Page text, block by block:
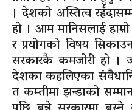
। देशको अस्तित्व
हो । आम मानिसलाई हाम्रो
र प्रयोगको विषय
सरकारकै कमजोरी हो ।
देशका कहलिएका
त कम्तीमा झन्डाको